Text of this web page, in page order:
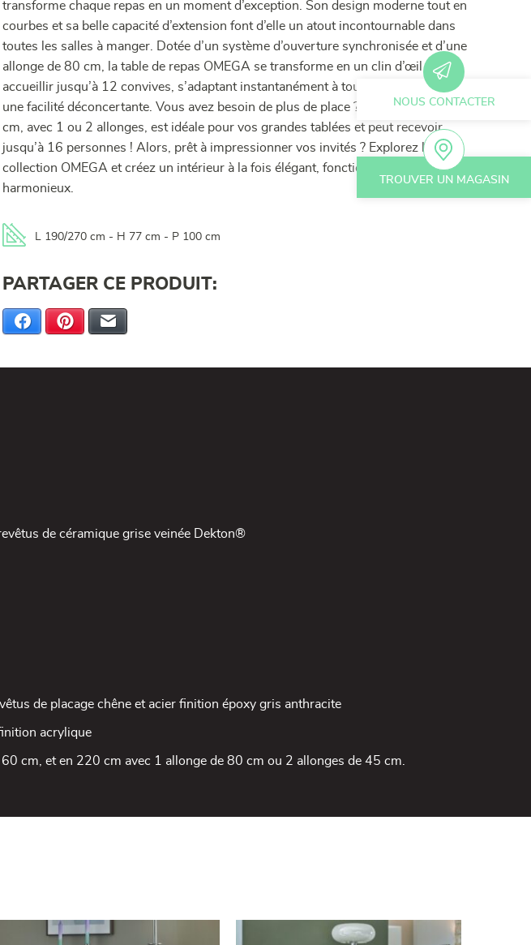
NOUS CONTACTER
TROUVER UN MAGASIN
transforme chaque repas en un moment d’exception. Son design moderne tout en
courbes et sa belle capacité d’extension font d’elle un atout incontournable dans
toutes les salles à manger. Dotée d’un système d’ouverture synchronisée et d’une
allonge de 80 cm, la table de repas OMEGA se transforme en un clin d’œil pour
accueillir jusqu’à 12 convives, s’adaptant instantanément à tous vos besoins avec
une facilité déconcertante. Vous avez besoin de plus de place ? La version 220
cm, avec 1 ou 2 allonges, est idéale pour vos grandes tablées et peut recevoir
jusqu’à 16 personnes ! Alors, prêt à impressionner vos invités ? Explorez la
collection OMEGA et créez un intérieur à la fois élégant, fonctionnel et
harmonieux.
L 190/270 cm - H 77 cm - P 100 cm
PARTAGER CE PRODUIT:
Facebook Pinterest
de céramique grise veinée Dekton®
de placage chêne et acier finition époxy gris anthracite
acrylique
cm, et en 220 cm avec 1 allonge de 80 cm ou 2 allonges de 45 cm.